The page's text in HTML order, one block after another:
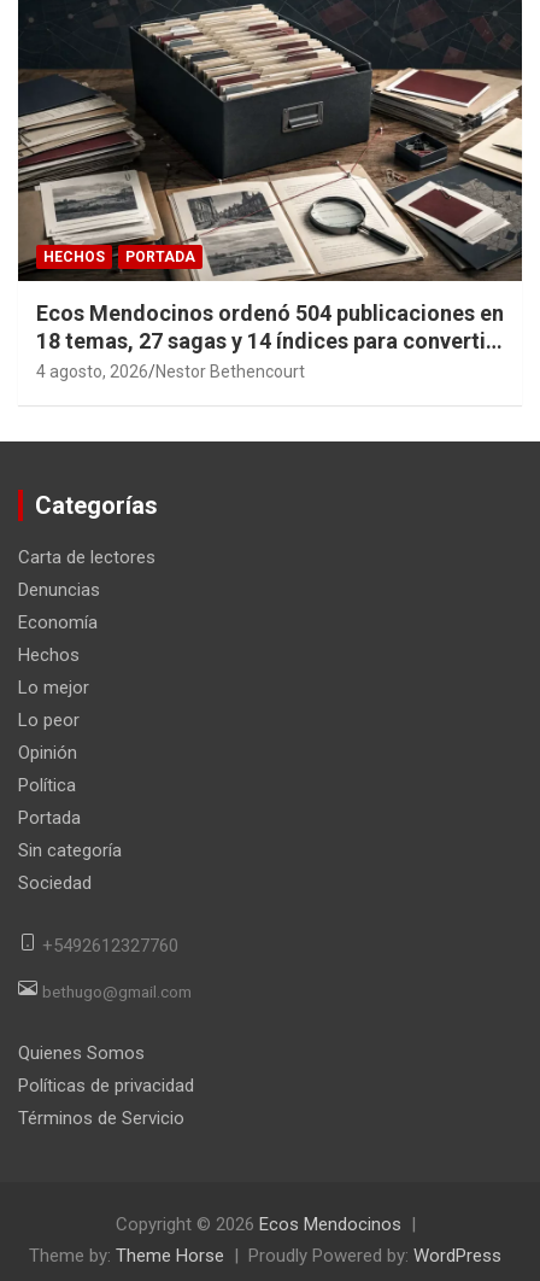
HECHOS PORTADA
Ecos Mendocinos ordenó 504 publicaciones en
18 temas, 27 sagas y 14 índices para convertir
años de investigación en memoria pública
4 agosto, 2026 Nestor Bethencourt
Categorías
Carta de lectores
Denuncias
Economía
Hechos
Lo mejor
Lo peor
Opinión
Política
Portada
Sin categoría
Sociedad
+5492612327760
bethugo@gmail.com
Quienes Somos
Políticas de privacidad
Términos de Servicio
Copyright © 2026 Ecos Mendocinos
Theme by: Theme Horse Proudly Powered by: WordPress